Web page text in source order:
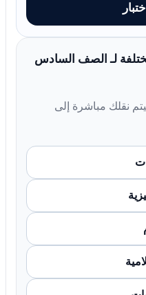
لـ الصف السادس
نقلك مباشرة إلى